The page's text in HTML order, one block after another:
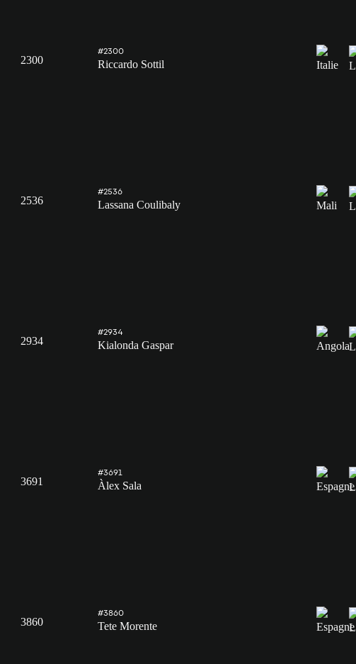
2300
#2300
Riccardo Sottil
2536
#2536
Lassana Coulibaly
2934
#2934
Kialonda Gaspar
3691
#3691
Àlex Sala
3860
#3860
Tete Morente